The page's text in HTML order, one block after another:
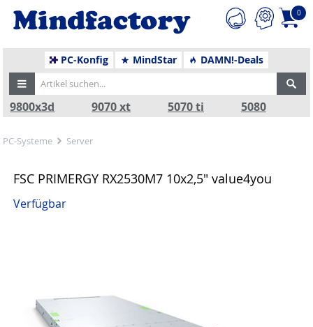
0
PC-Konfig MindStar DAMN!-Deals
9800x3d 9070 xt 5070 ti 5080
PC-Systeme Server
FSC PRIMERGY RX2530M7 10x2,5" value4you
Verfügbar